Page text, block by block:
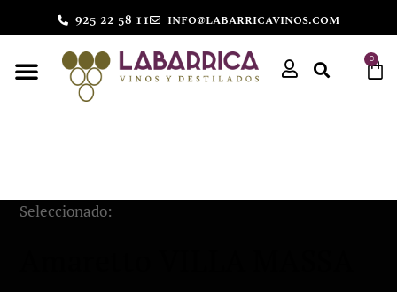
925 22 58 11 info@labarricavinos.com
0
Seleccionado: